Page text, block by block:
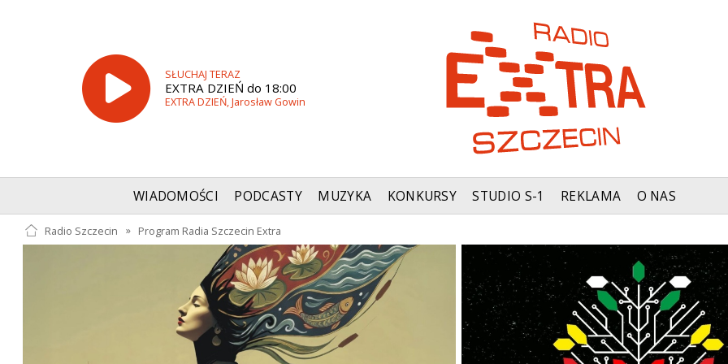
SŁUCHAJ TERAZ
EXTRA DZIEŃ do 18:00
EXTRA DZIEŃ, Jarosław Gowin
WIADOMOŚCI PODCASTY MUZYKA KONKURSY STUDIO S-1 REKLAMA O NAS
Radio Szczecin » Program Radia Szczecin Extra